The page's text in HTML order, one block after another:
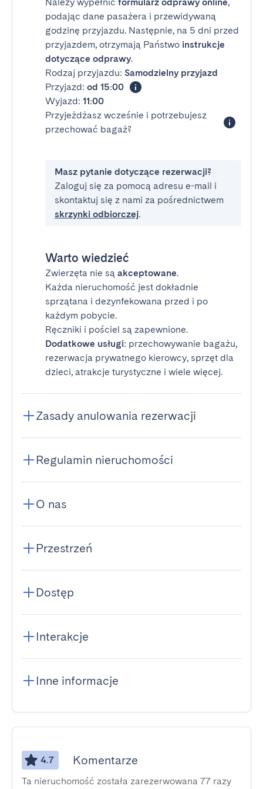
podając dane pasażera i przewidywaną
godzinę przyjazdu. Następnie, na 5 dni przed
przyjazdem, otrzymają Państwo instrukcje
dotyczące odprawy.
Rodzaj przyjazdu: Samodzielny przyjazd
Przyjazd: od 15:00
Wyjazd: 11:00
Przyjeżdżasz wcześnie i potrzebujesz
przechować bagaż?
Masz pytanie dotyczące rezerwacji?
Zaloguj się za pomocą adresu e-mail i
skontaktuj się z nami za pośrednictwem
skrzynki odbiorczej.
Warto wiedzieć
Zwierzęta nie są akceptowane.
Każda nieruchomość jest dokładnie
sprzątana i dezynfekowana przed i po
każdym pobycie.
Ręczniki i pościel są zapewnione.
Dodatkowe usługi: przechowywanie bagażu,
rezerwacja prywatnego kierowcy, sprzęt dla
dzieci, atrakcje turystyczne i wiele więcej.
Zasady anulowania rezerwacji
Regulamin nieruchomości
O nas
Przestrzeń
Dostęp
Interakcje
Inne informacje
4.7 Komentarze
Ta nieruchomość została zarezerwowana 77 razy